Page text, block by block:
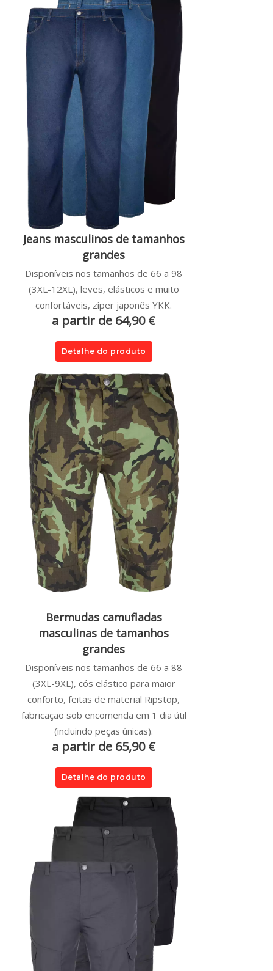
Jeans masculinos de tamanhos
grandes
Disponíveis nos tamanhos de 66 a 98
(3XL-12XL), leves, elásticos e muito
confortáveis, zíper japonês YKK.
a partir de 64,90 €
Detalhe do produto
Bermudas camufladas
masculinas de tamanhos
grandes
Disponíveis nos tamanhos de 66 a 88
(3XL-9XL), cós elástico para maior
conforto, feitas de material Ripstop,
fabricação sob encomenda em 1 dia útil
(incluindo peças únicas).
a partir de 65,90 €
Detalhe do produto